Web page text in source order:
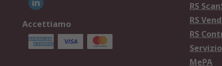
Accettiamo
RS
RS
RS
MePA